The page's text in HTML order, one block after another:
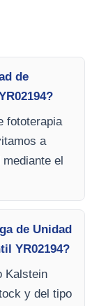
de
fototerapia
a
el
de Unidad
YR02194?
Kalstein
y del tipo